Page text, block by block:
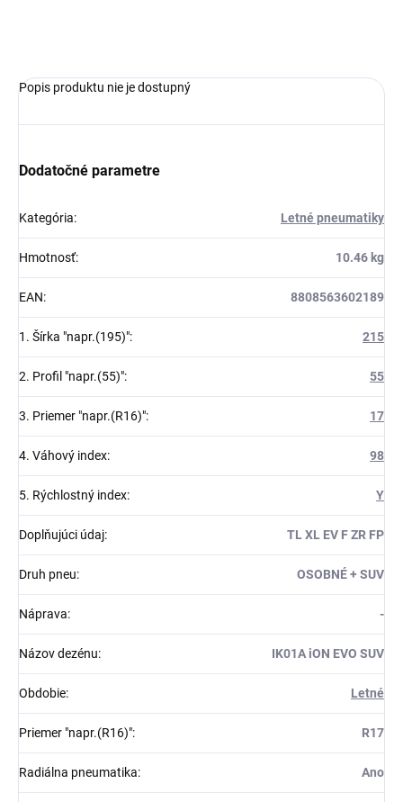
Popis produktu nie je dostupný
Dodatočné parametre
Kategória: Letné pneumatiky
Hmotnosť: 10.46 kg
EAN: 8808563602189
1. Šírka "napr.(195)": 215
2. Profil "napr.(55)": 55
3. Priemer "napr.(R16)": 17
4. Váhový index: 98
5. Rýchlostný index: Y
Doplňujúci údaj: TL XL EV F ZR FP
Druh pneu: OSOBNÉ + SUV
Náprava: -
Názov dezénu: IK01A iON EVO SUV
Obdobie: Letné
Priemer "napr.(R16)": R17
Radiálna pneumatika: Ano